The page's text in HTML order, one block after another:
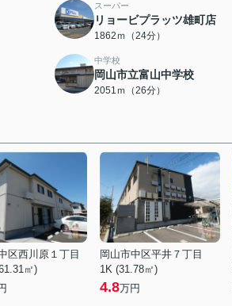
スーパー
リョービプラッツ雄町店
1862ｍ（24分）
中学校
岡山市立富山中学校
2051ｍ（26分）
区西川原１丁目
㎡)
岡山市中区平井７丁目
1K (31.78㎡)
4.8万円